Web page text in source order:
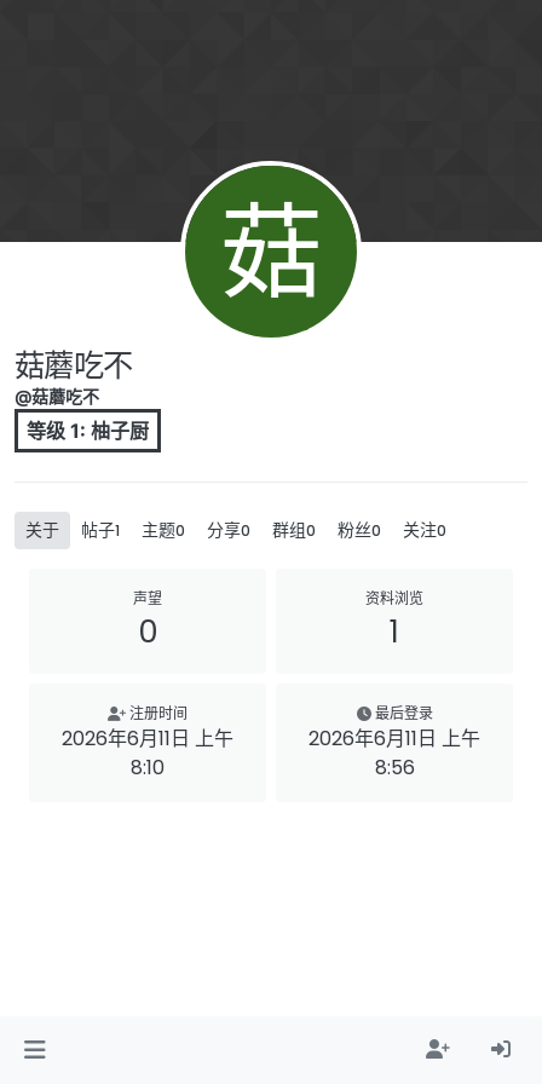
菇
菇蘑吃不
@菇蘑吃不
等级 1: 柚子厨
关于 帖子1 主题0 分享0 群组0 粉丝0 关注0
声望
0
资料浏览
1
注册时间
2026年6月11日 上午
8:10
最后登录
2026年6月11日 上午
8:56